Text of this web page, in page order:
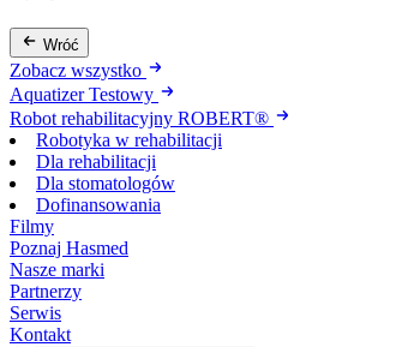
Wróć
Zobacz wszystko
Aquatizer Testowy
Robot rehabilitacyjny ROBERT®
Robotyka w rehabilitacji
Dla rehabilitacji
Dla stomatologów
Dofinansowania
Filmy
Poznaj Hasmed
Nasze marki
Partnerzy
Serwis
Kontakt